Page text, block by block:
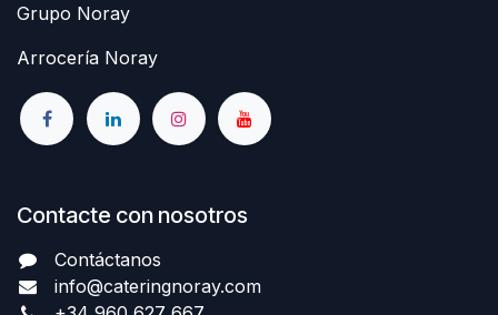
Grupo Noray
Arrocería Noray
Contacte con nosotros
Contáctanos
info@cateringnoray.com